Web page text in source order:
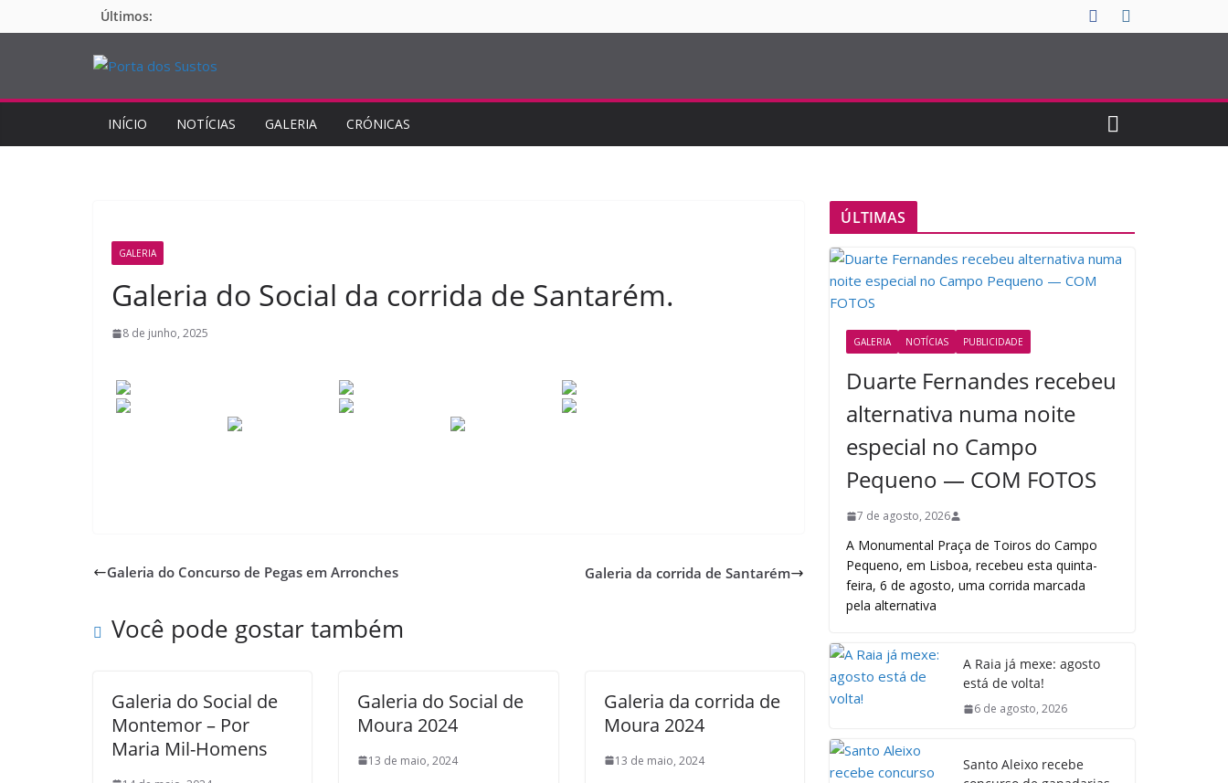
para
Últimos:
INÍCIO NOTÍCIAS GALERIA CRÓNICAS
GALERIA
Galeria do Social da corrida de Santarém.
8 de junho, 2025
Galeria do Concurso de Pegas em Arronches Galeria da corrida de Santarém
Você pode gostar também
Galeria do Social de
Montemor – Por
Maria Mil-Homens
Galeria do Social de
Moura 2024
13 de maio, 2024
Galeria da corrida de
Moura 2024
13 de maio, 2024
ÚLTIMAS
GALERIA NOTÍCIAS PUBLICIDADE
Duarte Fernandes recebeu
alternativa numa noite
especial no Campo
Pequeno — COM FOTOS
7 de agosto, 2026
A Monumental Praça de Toiros do Campo
Pequeno, em Lisboa, recebeu esta quinta-
feira, 6 de agosto, uma corrida marcada
pela alternativa
A Raia já mexe: agosto
está de volta!
6 de agosto, 2026
Santo Aleixo recebe